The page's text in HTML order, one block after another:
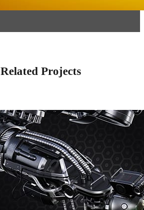
Related Projects